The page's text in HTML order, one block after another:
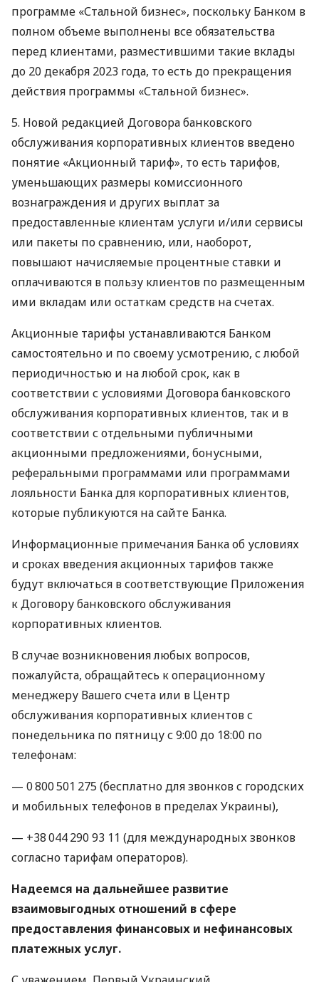
программе «Стальной бизнес», поскольку Банком в
полном объеме выполнены все обязательства
перед клиентами, разместившими такие вклады
до 20 декабря 2023 года, то есть до прекращения
действия программы «Стальной бизнес».
5. Новой редакцией Договора банковского
обслуживания корпоративных клиентов введено
понятие «Акционный тариф», то есть тарифов,
уменьшающих размеры комиссионного
вознаграждения и других выплат за
предоставленные клиентам услуги и/или сервисы
или пакеты по сравнению, или, наоборот,
повышают начисляемые процентные ставки и
оплачиваются в пользу клиентов по размещенным
ими вкладам или остаткам средств на счетах.
Акционные тарифы устанавливаются Банком
самостоятельно и по своему усмотрению, с любой
периодичностью и на любой срок, как в
соответствии с условиями Договора банковского
обслуживания корпоративных клиентов, так и в
соответствии с отдельными публичными
акционными предложениями, бонусными,
реферальными программами или программами
лояльности Банка для корпоративных клиентов,
которые публикуются на сайте Банка.
Информационные примечания Банка об условиях
и сроках введения акционных тарифов также
будут включаться в соответствующие Приложения
к Договору банковского обслуживания
корпоративных клиентов.
В случае возникновения любых вопросов,
пожалуйста, обращайтесь к операционному
менеджеру Вашего счета или в Центр
обслуживания корпоративных клиентов с
понедельника по пятницу с 9:00 до 18:00 по
телефонам:
— 0 800 501 275 (бесплатно для звонков с городских
и мобильных телефонов в пределах Украины),
— +38 044 290 93 11 (для международных звонков
согласно тарифам операторов).
Надеемся на дальнейшее развитие
взаимовыгодных отношений в сфере
предоставления финансовых и нефинансовых
платежных услуг.